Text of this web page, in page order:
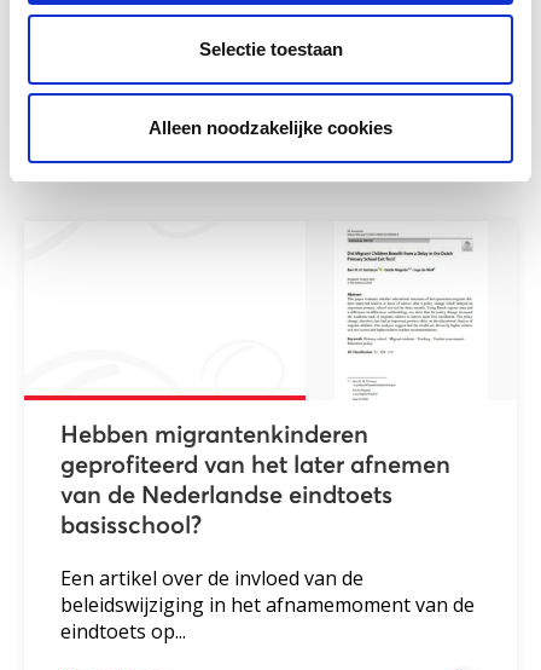
Selectie toestaan
Alleen noodzakelijke cookies
groep professionals een kader aanreiken om
te...
Meer lezen
Hebben migrantenkinderen
geprofiteerd van het later afnemen
van de Nederlandse eindtoets
basisschool?
Een artikel over de invloed van de
beleidswijziging in het afnamemoment van de
eindtoets op...